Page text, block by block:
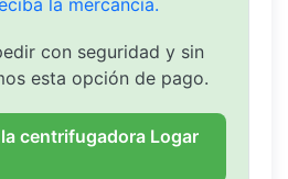
la mercancía.
con seguridad y sin
esta opción de pago.
centrifugadora Logar